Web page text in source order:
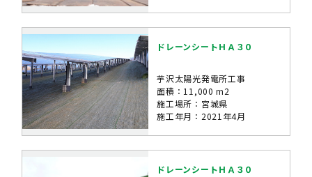
ドレーンシートＨＡ３０
芋沢太陽光発電所工事
面積：11,000 m2
施工場所：宮城県
施工年月：2021年4月
ドレーンシートＨＡ３０